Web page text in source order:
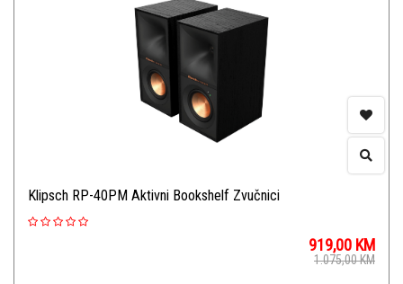
Klipsch RP-40PM Aktivni Bookshelf Zvučnici
919,00 KM
1.075,00KM